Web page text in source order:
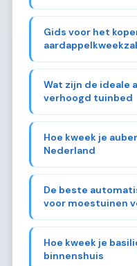
Gids voor het
Wat zijn de ideale
verhoogd tuinbed
Hoe kweek je
Nederland
De beste
voor moestuinen
Hoe kweek je
binnenshuis